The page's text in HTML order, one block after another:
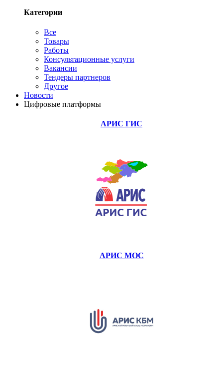
Категории
Все
Товары
Работы
Консультационные услуги
Вакансии
Тендеры партнеров
Другое
Новости
Цифровые платформы
АРИС ГИС
АРИС МОС